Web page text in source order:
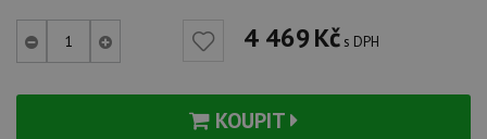
4 469Kč s DPH
KOUPIT